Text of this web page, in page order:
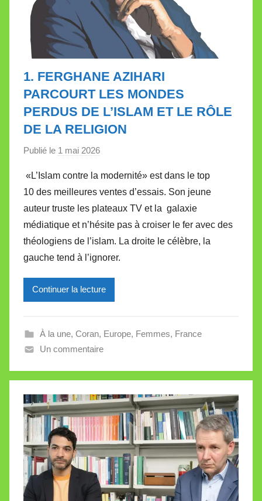
1. FERGHANE AZIHARI
PARCOURT LES MONDES
PERDUS DE L’ISLAM ET LE RÔLE
DE LA RELIGION
Publié le 1 mai 2026
r
M
i
r
e
i
l
e
a
l
e
t
t
e
«L’Islam contre la modernité» est dans le top
10 des meilleures ventes d’essais. Son jeune
auteur truste les plateaux TV et la galaxie
médiatique et n’hésite pas à croiser le fer avec des
théologiens de l’islam. La droite le célèbre, la
gauche tend à l’ignorer.
Continuer la lecture
À la une, Coran, Europe, Femmes, France
Un commentaire